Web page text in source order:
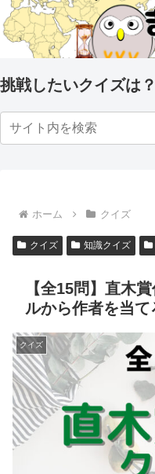
挑戦したいクイズは？
ホーム クイズ
クイズ 知識クイズ
【全15問】直木
ルから作者を当て
クイズ